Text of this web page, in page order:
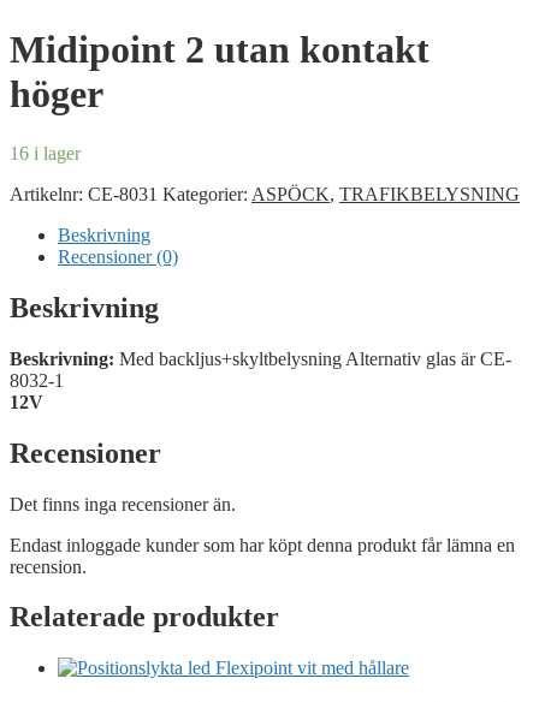
Midipoint 2 utan kontakt
höger
16 i lager
Artikelnr: CE-8031 Kategorier: ASPÖCK, TRAFIKBELYSNING
Beskrivning
Recensioner (0)
Beskrivning
Beskrivning: Med backljus+skyltbelysning Alternativ glas är CE-
8032-1
12V
Recensioner
Det finns inga recensioner än.
Endast inloggade kunder som har köpt denna produkt får lämna en
recension.
Relaterade produkter